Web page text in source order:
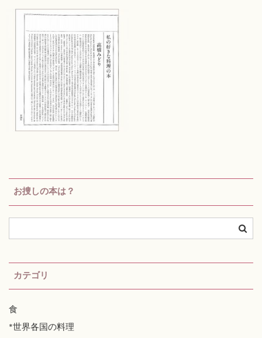
お捜しの本は？
カテゴリ
食
*世界各国の料理